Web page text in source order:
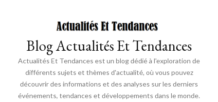
Blog Actualités Et Tendances
Actualités Et Tendances est un blog dédié à l'exploration de
différents sujets et thèmes d'actualité, où vous pouvez
découvrir des informations et des analyses sur les derniers
événements, tendances et développements dans le monde.